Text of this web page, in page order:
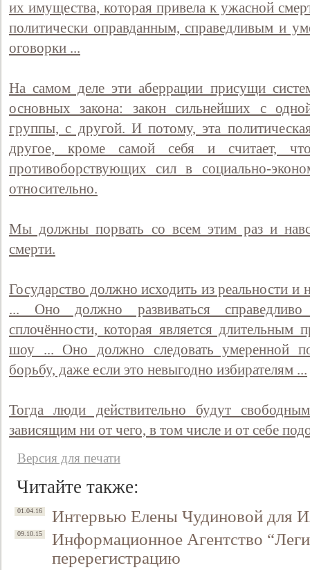
их имущества, которая привела к ужасной
политически оправданным, справедливым и
оговорки ...
На самом деле эти аберрации присущи
основных закона: закон сильнейших с
группы, с другой. И потому, эта
другое, кроме самой себя и считает, что
противоборствующих сил в социально-
относительно.
Мы должны порвать со всем этим раз и
смерти.
Государство должно исходить из реальности и
... Оно должно развиваться
сплочённости, которая является длительным
шоу ... Оно должно следовать умеренной
борьбу, даже если это невыгодно избирателям ...
Тогда люди действительно будут
зависящим ни от чего, в том числе и от себе
Версия для печати
Читайте также:
01.04.16 Интервью Елены Чудиновой для
09.10.15
Информационное Агентство
перерегистрацию